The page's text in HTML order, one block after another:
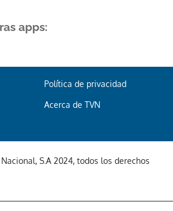
apps:
Política de privacidad
Acerca de TVN
S.A 2024, todos los derechos